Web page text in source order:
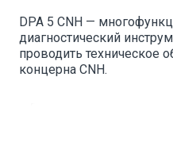
DPA 5 CNH —
диагностический
проводить техническое
концерна CNH.